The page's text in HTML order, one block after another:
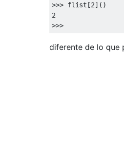
>>> flist[2
2
diferente de lo que